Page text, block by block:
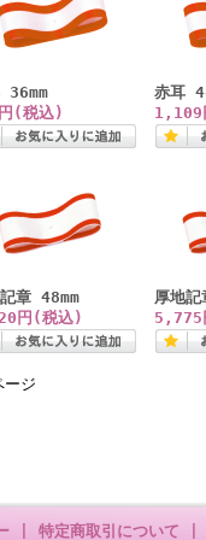
36mm
(税込)
赤耳
1,109
章 48mm
円(税込)
厚地記
5,775
ジ
| 特定商取引について